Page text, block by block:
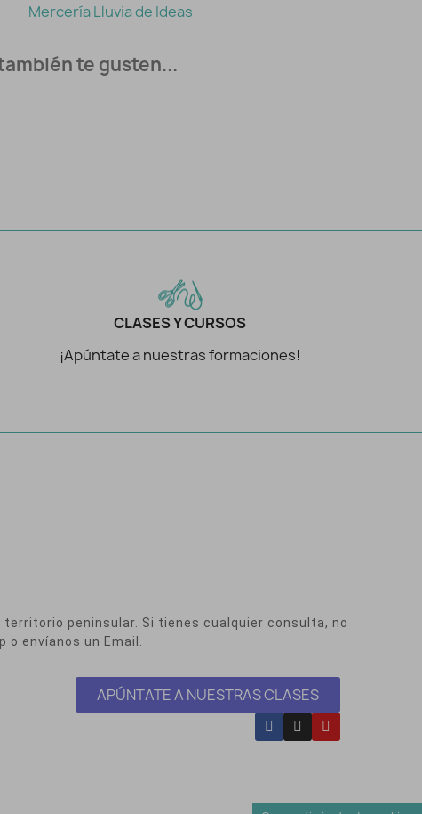
Mercería Lluvia de Ideas
te gusten...
CLASES Y CURSOS
¡Apúntate a nuestras formaciones!
peninsular. Si tienes cualquier consulta, no
envíanos un Email.
APÚNTATE A NUESTRAS CLASES